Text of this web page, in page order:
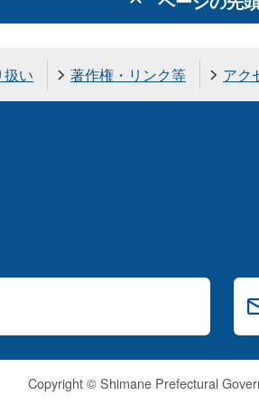
い 著作権・リンク等 アク
Copyright © Shimane Prefectural